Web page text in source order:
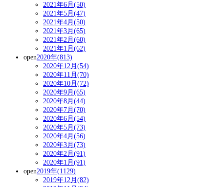
2021年6月(50)
2021年5月(47)
2021年4月(50)
2021年3月(65)
2021年2月(60)
2021年1月(62)
open2020年(813)
2020年12月(54)
2020年11月(70)
2020年10月(72)
2020年9月(65)
2020年8月(44)
2020年7月(70)
2020年6月(54)
2020年5月(73)
2020年4月(56)
2020年3月(73)
2020年2月(91)
2020年1月(91)
open2019年(1129)
2019年12月(82)